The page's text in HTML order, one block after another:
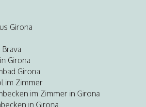
Girona
Girona
Girona
im Zimmer
im Zimmer in Girona
in Girona